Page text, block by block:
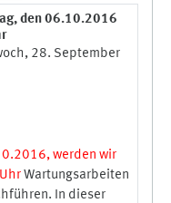
den 06.10.2016
28. September
werden wir
Wartungsarbeiten
In dieser